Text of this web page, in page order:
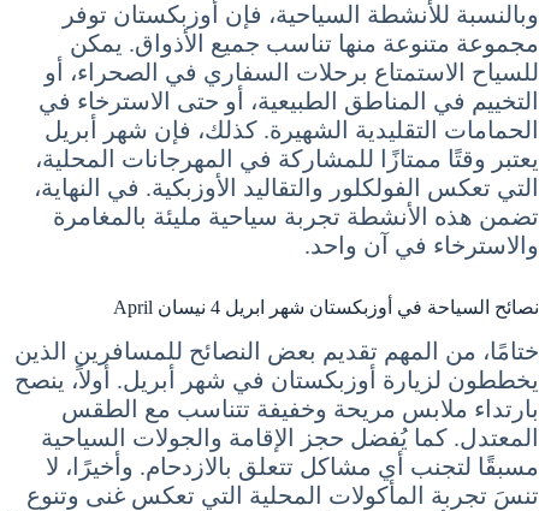
وبالنسبة للأنشطة السياحية، فإن أوزبكستان توفر
مجموعة متنوعة منها تناسب جميع الأذواق. يمكن
للسياح الاستمتاع برحلات السفاري في الصحراء، أو
التخييم في المناطق الطبيعية، أو حتى الاسترخاء في
الحمامات التقليدية الشهيرة. كذلك، فإن شهر أبريل
يعتبر وقتًا ممتازًا للمشاركة في المهرجانات المحلية،
التي تعكس الفولكلور والتقاليد الأوزبكية. في النهاية،
تضمن هذه الأنشطة تجربة سياحية مليئة بالمغامرة
والاسترخاء في آن واحد.
نصائح السياحة في أوزبكستان شهر ابريل 4 نيسان April
ختامًا، من المهم تقديم بعض النصائح للمسافرين الذين
يخططون لزيارة أوزبكستان في شهر أبريل. أولاً، ينصح
بارتداء ملابس مريحة وخفيفة تتناسب مع الطقس
المعتدل. كما يُفضل حجز الإقامة والجولات السياحية
مسبقًا لتجنب أي مشاكل تتعلق بالازدحام. وأخيرًا، لا
تنسَ تجربة المأكولات المحلية التي تعكس غنى وتنوع